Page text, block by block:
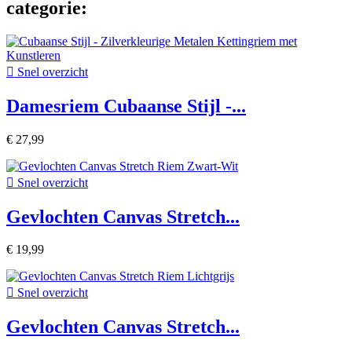
categorie:
 Snel overzicht
Damesriem Cubaanse Stijl -...
€ 27,99
 Snel overzicht
Gevlochten Canvas Stretch...
€ 19,99
 Snel overzicht
Gevlochten Canvas Stretch...